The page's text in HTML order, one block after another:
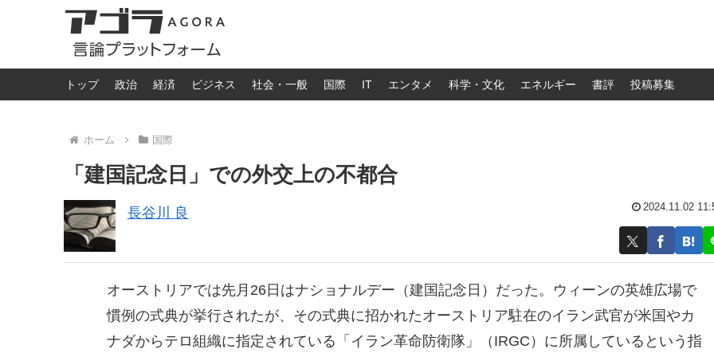
トップ 政治 経済 ビジネス 社会・一般 国際 IT エンタメ 科学・文化 エネルギー 書評 投稿募集
ホーム 国際
「建国記念日」での外交上の不都合
長谷川 良 2024.11.02
オーストリアでは先月26日はナショナルデー（建国記念日）だった。ウィーンの英雄広場で
慣例の式典が挙行されたが、その式典に招かれたオーストリア駐在のイラン武官が米国やカ
ナダからテロ組織に指定されている「イラン革命防衛隊」（IRGC）に所属しているという指